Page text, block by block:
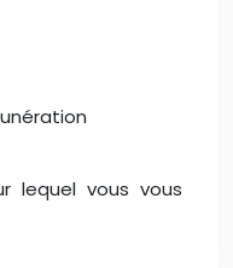
lequel vous vous